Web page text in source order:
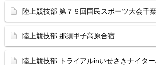
陸上競技部 第７９回国民スポーツ大会千
陸上競技部 那須甲子高原合宿
陸上競技部 トライアルinいせさきナイタ